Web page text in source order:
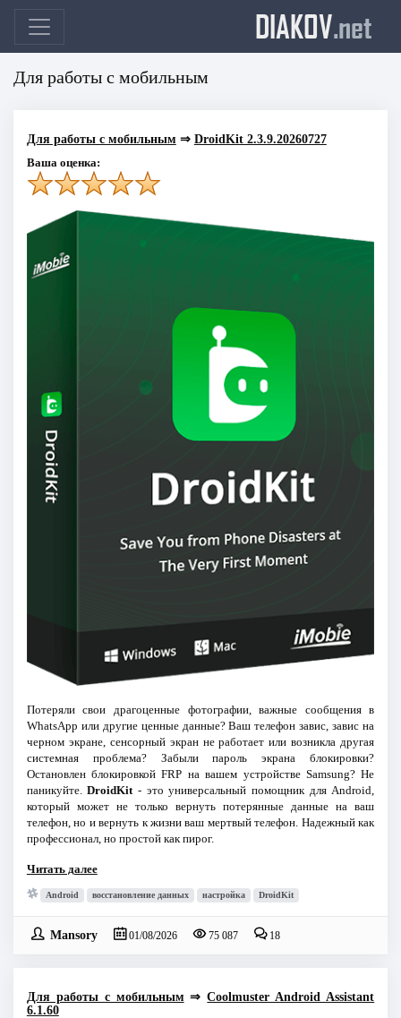
DIAKOV.net
Для работы с мобильным
Для работы с мобильным ⇒ DroidKit 2.3.9.20260727
Ваша оценка:
Потеряли свои драгоценные фотографии, важные сообщения в
WhatsApp или другие ценные данные? Ваш телефон завис, завис на
черном экране, сенсорный экран не работает или возникла другая
системная проблема? Забыли пароль экрана блокировки?
Остановлен блокировкой FRP на вашем устройстве Samsung? Не
паникуйте.DroidKit- это универсальный помощник для Android,
который может не только вернуть потерянные данные на ваш
телефон, но и вернуть к жизни ваш мертвый телефон. Надежный как
профессионал, но простой как пирог.
Читать далее
Android восстановление данных настройка DroidKit
Mansory 01/08/2026 75 087 18
Для работы с мобильным ⇒Coolmuster Android Assistant
6.1.60